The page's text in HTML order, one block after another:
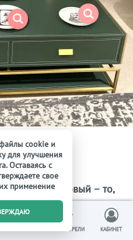
палевый розовый – то,
ванной
изменились. В интерьере
ВЫ СМОТРЕЛИ КАБИНЕТ
cookie и
для улучшения
Оставаясь с
свое
применение